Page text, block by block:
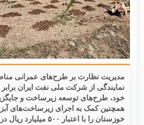
مدیریت نظارت بر طرح‌های عمرانی
نمایندگی از شرکت ملی نفت ایران
خود، طرح‌های توسعه زیرساخت و
همچنین کمک به اجرای زیرساخت‌های
خوزستان را با اعتبار ۵۰۰ میلیارد ریال در حال اجرا دارد.